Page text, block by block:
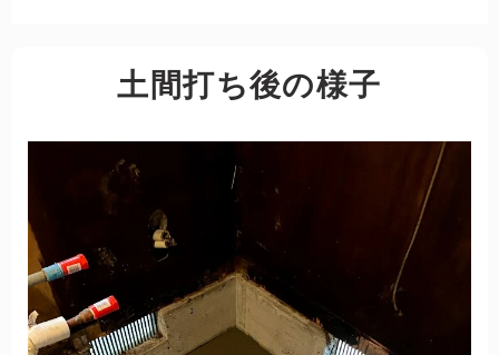
土間打ち後の様子